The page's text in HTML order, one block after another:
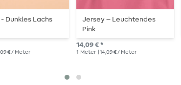
Dunkles Lachs
€ / Meter
Jersey – Leuchtendes
Pink
14,09 € *
1 Meter | 14,09 € / Meter